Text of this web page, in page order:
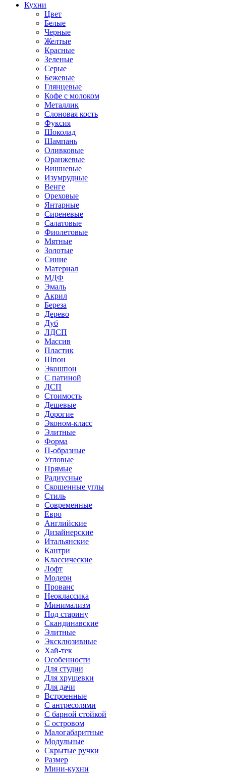
Кухни
Цвет
Белые
Черные
Желтые
Красные
Зеленые
Серые
Бежевые
Глянцевые
Кофе с молоком
Металлик
Слоновая кость
Фуксия
Шоколад
Шампань
Оливковые
Оранжевые
Вишневые
Изумрудные
Венге
Ореховые
Янтарные
Сиреневые
Салатовые
Фиолетовые
Мятные
Золотые
Синие
Материал
МДФ
Эмаль
Акрил
Береза
Дерево
Дуб
ЛДСП
Массив
Пластик
Шпон
Экошпон
С патиной
ДСП
Стоимость
Дешевые
Дорогие
Эконом-класс
Элитные
Форма
П-образные
Угловые
Прямые
Радиусные
Скошенные углы
Стиль
Современные
Евро
Английские
Дизайнерские
Итальянские
Кантри
Классические
Лофт
Модерн
Прованс
Неоклассика
Минимализм
Под старину
Скандинавские
Элитные
Эксклюзивные
Хай-тек
Особенности
Для студии
Для хрущевки
Для дачи
Встроенные
С антресолями
С барной стойкой
С островом
Малогабаритные
Модульные
Скрытые ручки
Размер
Мини-кухни